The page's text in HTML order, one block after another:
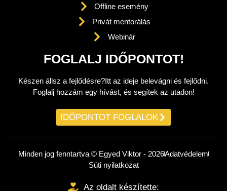
Offline esemény
Privát mentorálás
Webinár
FOGLALJ IDŐPONTOT!
Készen állsz a fejlődésre?Itt az ideje belevágni és fejlődni.
Foglalj hozzám egy hívást, és segítek az utadon!
IDŐPONTOT FOGLALOK
Minden jog fenntartva © Egyed Viktor - 2026Adatvédelem
Süti nyilatkozat
Az oldalt készítette: